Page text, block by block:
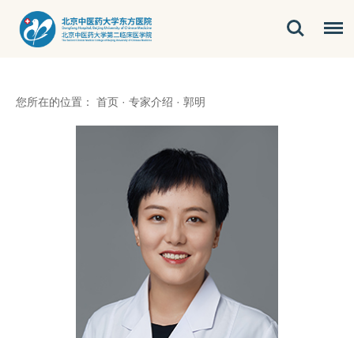
您所在的位置： 首页 · 专家介绍 · 郭明